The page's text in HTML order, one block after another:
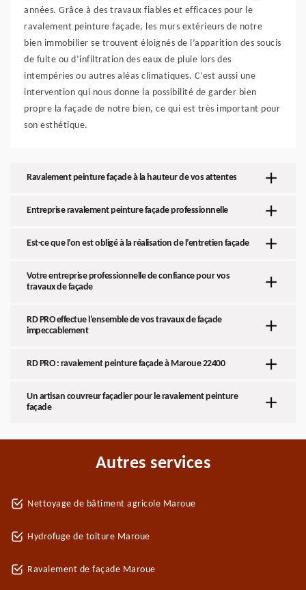
années. Grâce à des travaux fiables et efficaces pour le
ravalement peinture façade, les murs extérieurs de notre
bien immobilier se trouvent éloignés de l’apparition des soucis
de fuite ou d’infiltration des eaux de pluie lors des
intempéries ou autres aléas climatiques. C’est aussi une
intervention qui nous donne la possibilité de garder bien
propre la façade de notre bien, ce qui est très important pour
son esthétique.
Ravalement peinture façade à la hauteur de vos attentes
Entreprise ravalement peinture façade professionnelle
Est-ce que l’on est obligé à la réalisation de l’entretien façade
Votre entreprise professionnelle de confiance pour vos
travaux de façade
RD PRO effectue l’ensemble de vos travaux de façade
impeccablement
RD PRO : ravalement peinture façade à Maroue 22400
Un artisan couvreur façadier pour le ravalement peinture
façade
Autres services
Nettoyage de bâtiment agricole Maroue
Hydrofuge de toiture Maroue
Ravalement de façade Maroue